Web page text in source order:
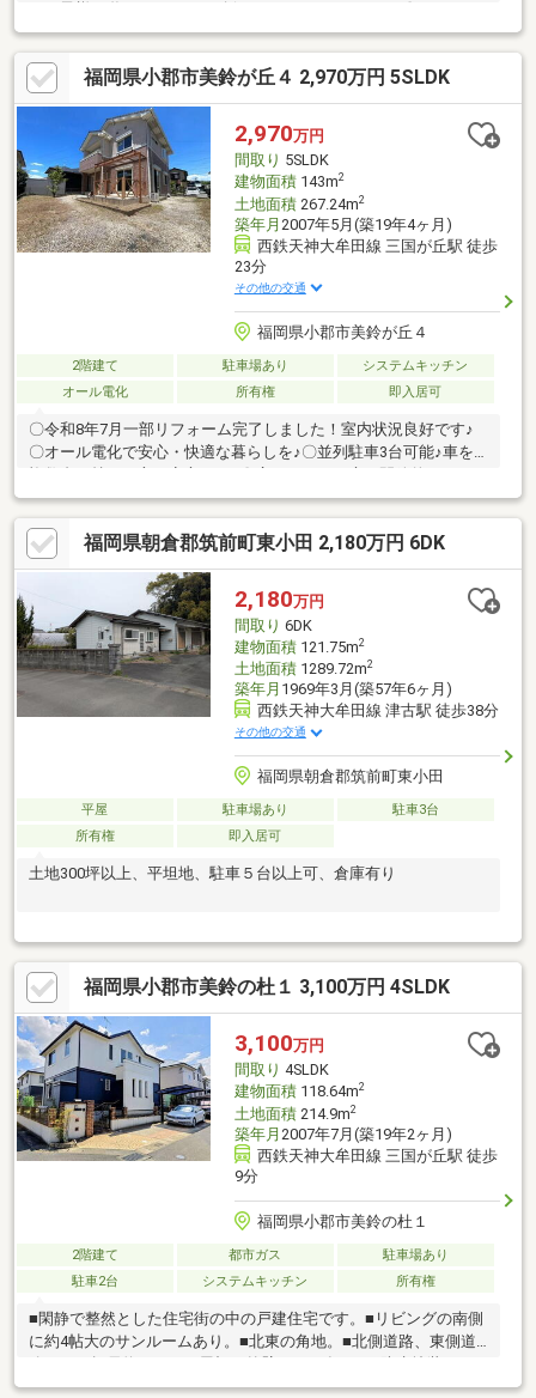
帖以上と広々とした空間です！家族の団らんにぴったりです。〇
吹き抜けからはたっぷりと光を取り込めます！開放感のある明る
い住宅です！〇全居室収納スペースがあるのでお部屋をすっきり
片づけることができます！〇駐車場は並列2台可能！〇日当たり良
好な閑静な住宅街で落ち着いた暮らしはいかがでしょうか♪〇JR
鹿児島本線「けやき台」駅まで徒歩約13分！〇小学校や幼稚園も
徒歩圏内に位置しているのでお子様の通学も安心！
福岡県小郡市美鈴が丘４ 2,970万円 5SLDK
2,970万円
間取り 5SLDK
建物面積143m2
土地面積267.24m2
築年月 2007年5月(築19年4ヶ月)
西鉄天神大牟田線 三国が丘駅 徒歩
23分
その他の交通
福岡県小郡市美鈴が丘４
2階建て 駐車場あり
システムキッチン
オール電化
所有権 即入居可
〇令和8年7月一部リフォーム完了しました！室内状況良好です♪
〇オール電化で安心・快適な暮らしを♪〇並列駐車3台可能♪車を
付き！お家時間をより一層充実することができます♪〇全居室収納
に納戸と収納力に優れた実用的な間取り設計です♪〇小中学校徒歩
圏内！子育て世帯の方も安心の住環境です♪〇間取り変更などリフ
ォームのご相談も承っております♪〇即時予約受付中です！お問い
合わせはナカジツまで！・三国が丘駅/徒歩約23分・車約5分・の
ぞみが丘小学校/徒歩約7分・三国中学校/徒歩約4分・セブンイレ
ブン小郡美鈴が丘店/徒歩約5分
福岡県朝倉郡筑前町東小田 2,180万円 6DK
2,180万円
間取り 6DK
建物面積121.75m2
土地面積1289.72m2
築年月 1969年3月(築57年6ヶ月)
西鉄天神大牟田線 津古駅 徒歩38分
その他の交通
福岡県朝倉郡筑前町東小田
平屋 駐車場あり
駐車3台
所有権
即入居可
土地300坪以上、平坦地、駐車５台以上可、倉庫有り
福岡県小郡市美鈴の杜１ 3,100万円 4SLDK
3,100万円
間取り 4SLDK
建物面積118.64m2
土地面積214.9m2
築年月 2007年7月(築19年2ヶ月)
西鉄天神大牟田線 三国が丘駅 徒歩
9分
福岡県小郡市美鈴の杜１
2階建て 都市ガス
駐車場あり
駐車2台
システムキッチン 所有権
■閑静で整然とした住宅街の中の戸建住宅です。■リビングの南側
に約4帖大のサンルームあり。■北東の角地。■北側道路、東側道
テナンス済み（2036年8月まで漏水保証付き）※ガス給湯器：2021